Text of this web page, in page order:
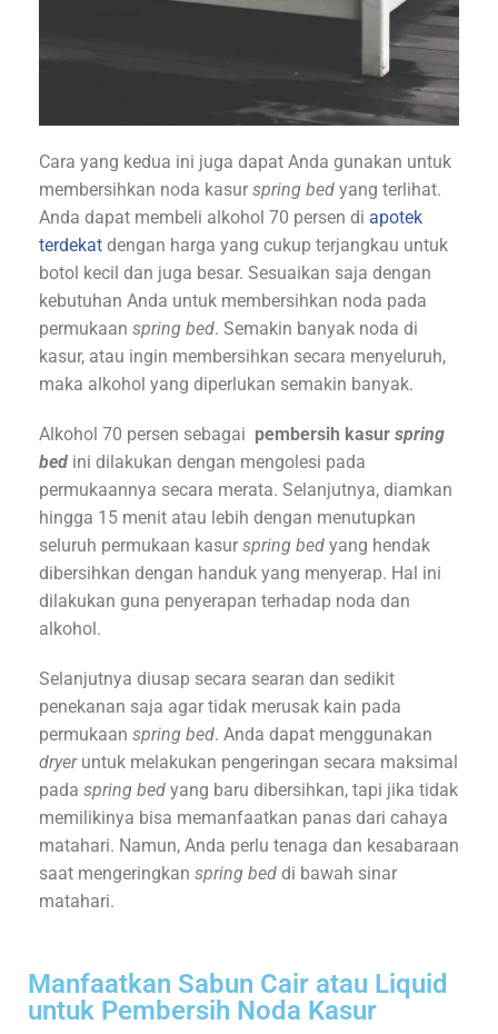
Cara yang kedua ini juga dapat Anda gunakan untuk
membersihkan noda kasur spring bed yang terlihat.
Anda dapat membeli alkohol 70 persen di apotek
terdekat dengan harga yang cukup terjangkau untuk
botol kecil dan juga besar. Sesuaikan saja dengan
kebutuhan Anda untuk membersihkan noda pada
permukaan spring bed. Semakin banyak noda di
kasur, atau ingin membersihkan secara menyeluruh,
maka alkohol yang diperlukan semakin banyak.
Alkohol 70 persen sebagai pembersih kasur spring
bed ini dilakukan dengan mengolesi pada
permukaannya secara merata. Selanjutnya, diamkan
hingga 15 menit atau lebih dengan menutupkan
seluruh permukaan kasur spring bed yang hendak
dibersihkan dengan handuk yang menyerap. Hal ini
dilakukan guna penyerapan terhadap noda dan
alkohol.
Selanjutnya diusap secara searan dan sedikit
penekanan saja agar tidak merusak kain pada
permukaan spring bed. Anda dapat menggunakan
dryer untuk melakukan pengeringan secara maksimal
pada spring bed yang baru dibersihkan, tapi jika tidak
memilikinya bisa memanfaatkan panas dari cahaya
matahari. Namun, Anda perlu tenaga dan kesabaraan
saat mengeringkan spring bed di bawah sinar
matahari.
Manfaatkan Sabun Cair atau Liquid
untuk Pembersih Noda Kasur